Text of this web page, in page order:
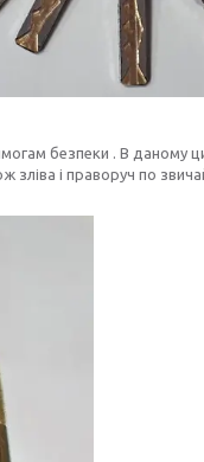
безпеки . В даному
зліва і праворуч по